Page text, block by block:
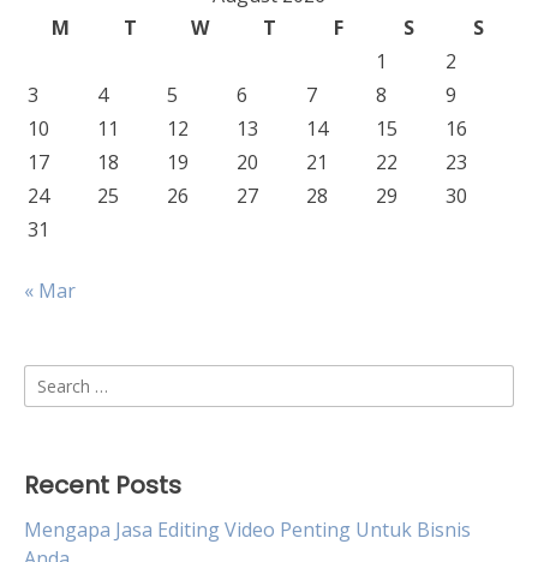
M
T W T F S
S
1
2
3
4 5 6 7 8
9
10
11 12 13 14 15
16
17
18 19 20 21 22
23
24
25 26 27 28 29
30
31
« Mar
Search
for:
Recent Posts
Mengapa Jasa Editing Video Penting Untuk Bisnis